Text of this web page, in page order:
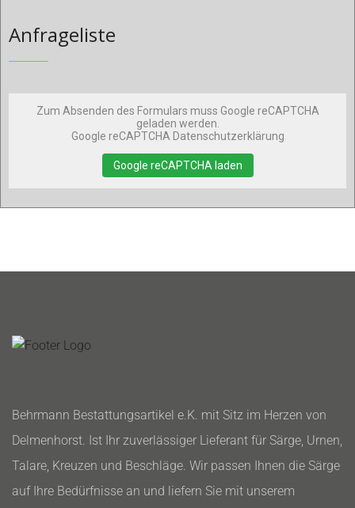
Anfrageliste
Zum Absenden des Formulars muss Google reCAPTCHA
geladen werden.
Google reCAPTCHA Datenschutzerklärung
Google reCAPTCHA laden
Behrmann Bestattungsartikel e.K. mit Sitz im Herzen von
Delmenhorst. Ist Ihr zuverlässiger Lieferant für Särge, Urnen,
Talare, Kreuzen und Beschläge. Wir passen Ihnen die Särge
auf Ihre Bedürfnisse an und liefern Sie mit unserem